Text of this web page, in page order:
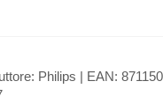
Philips | EAN: